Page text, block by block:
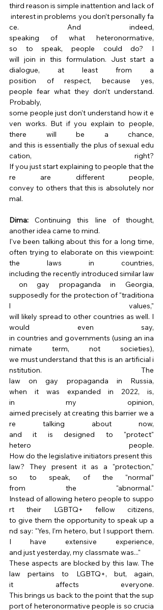
third reason is simple inattention and lack of
interest in problems you don’t personally fa
ce. And indeed,
speaking of what heteronormative,
so to speak, people could do? I
will join in this formulation. Just start a
dialogue, at least from a
position of respect, because yes,
people fear what they don’t understand.
Probably,
some people just don't understand how it e
ven works. But if you explain to people,
there will be a chance,
and this is essentially the plus of sexual edu
cation, right?
If you just start explaining to people that the
re are different people,
convey to others that this is absolutely nor
mal.
Dima: Continuing this line of thought,
another idea came to mind.
I've been talking about this for a long time,
often trying to elaborate on this viewpoint:
the laws in countries,
including the recently introduced similar law
on gay propaganda in Georgia,
supposedly for the protection of "traditiona
l values,"
will likely spread to other countries as well. I
would even say,
in countries and governments (using an ina
nimate term, not societies),
we must understand that this is an artificial i
nstitution. The
law on gay propaganda in Russia,
when it was expanded in 2022, is,
in my opinion,
aimed precisely at creating this barrier we a
re talking about now,
and it is designed to "protect"
hetero people.
How do the legislative initiators present this
law? They present it as a "protection,"
so to speak, of the "normal"
from the "abnormal."
Instead of allowing hetero people to suppo
rt their LGBTQ+ fellow citizens,
to give them the opportunity to speak up a
nd say: "Yes, I'm hetero, but I support them.
I have extensive experience,
and just yesterday, my classmate was..."
These aspects are blocked by this law. The
law pertains to LGBTQ+, but, again,
it affects everyone.
This brings us back to the point that the sup
port of heteronormative people is so crucia